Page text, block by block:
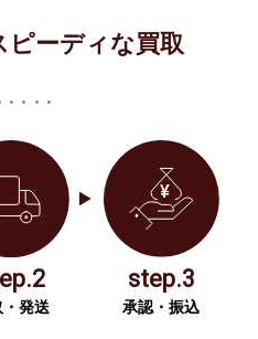
ピーディな買取
・発送
step.3
承認・振込